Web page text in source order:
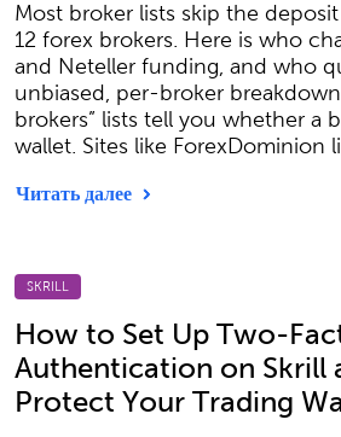
Most broker lists skip the
12 forex brokers. Here is who
and Neteller funding, and who
unbiased, per-broker
brokers” lists tell you whether a
wallet. Sites like ForexDominion
Читать далее
SKRILL
How to Set Up Two-
Authentication on Skrill
Protect Your Trading